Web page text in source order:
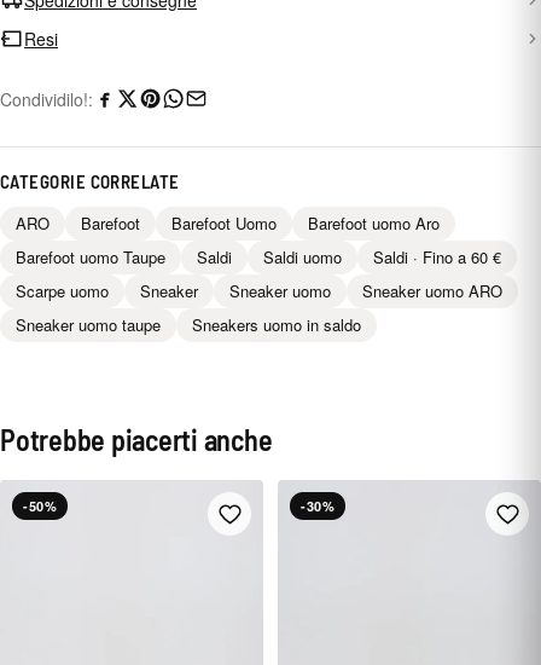
Resi
Condividilo!:
CATEGORIE CORRELATE
ARO Barefoot Barefoot Uomo
Barefoot uomo Aro
Barefoot uomo Taupe
Saldi Saldi uomo
Saldi · Fino a 60 €
Scarpe uomo
Sneaker Sneaker uomo
Sneaker uomo ARO
Sneaker uomo taupe
Sneakers uomo in saldo
Potrebbe piacerti anche
-50% -30%